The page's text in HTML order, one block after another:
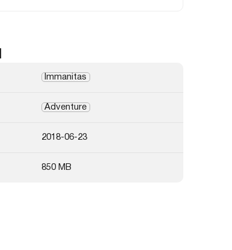
Immanitas
Adventure
2018-06-23
850 MB